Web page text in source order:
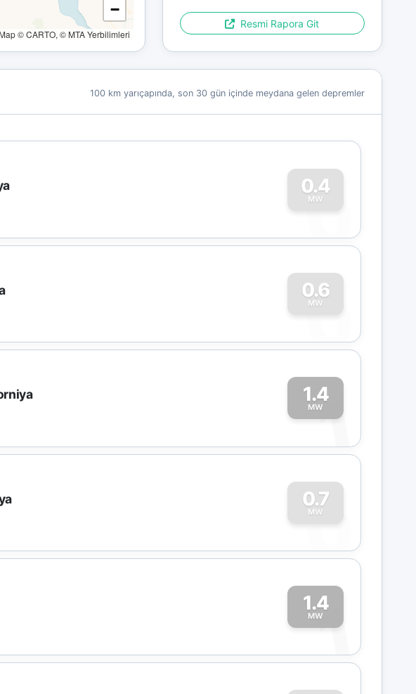
−
© CARTO, © MTA Yerbilimleri
Resmi Rapora Git
100 km yarıçapında, son 30 gün içinde meydana gelen depremler
0.4
MW
0
0.6
MW
0
1.4
MW
1
0.7
MW
0
1.4
MW
1